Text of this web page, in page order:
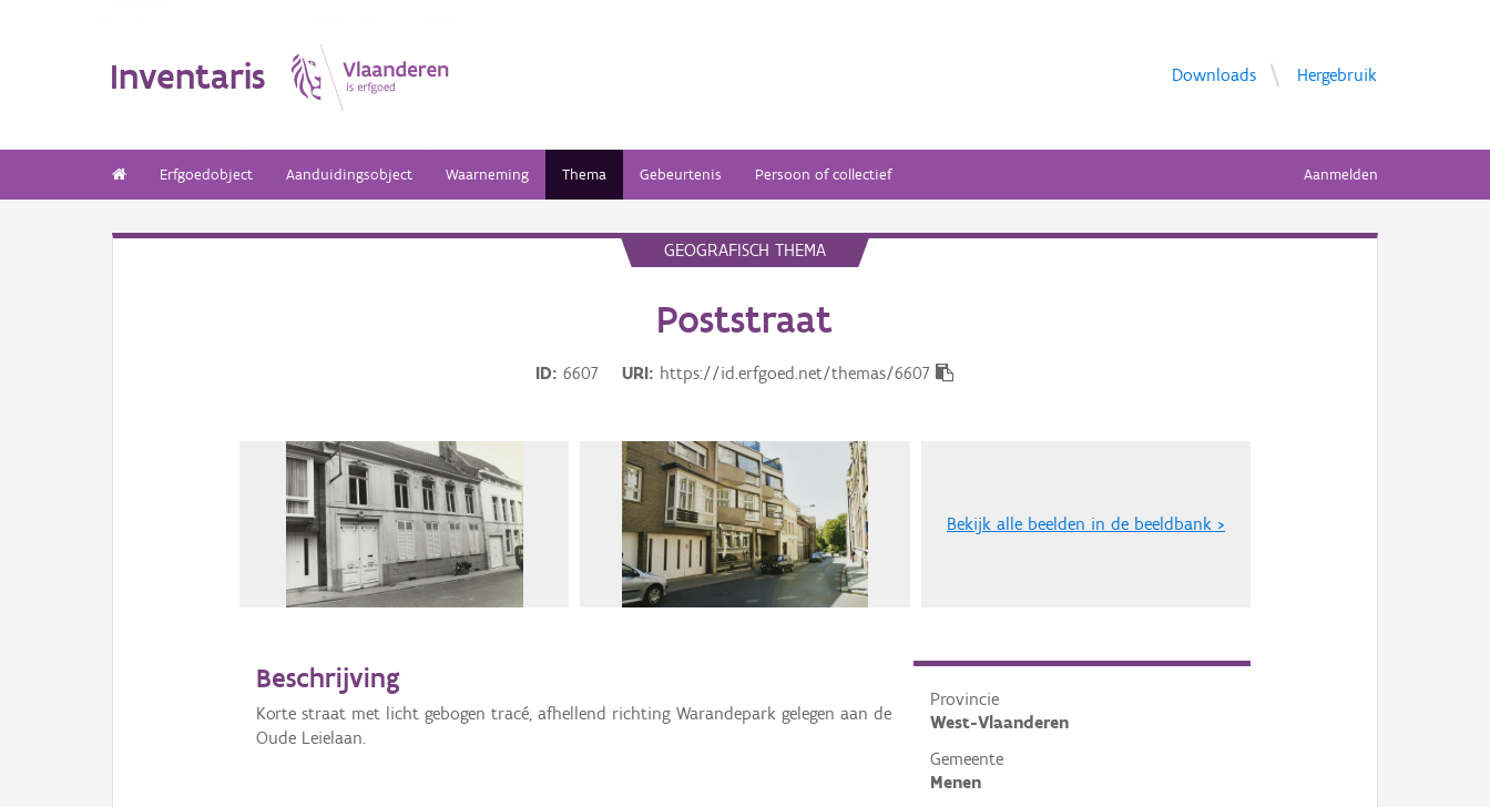
Inventaris Downloads Hergebruik
Erfgoedobject Aanduidingsobject Waarneming Thema Gebeurtenis Persoon of collectief Aanmelden
GEOGRAFISCH THEMA
Poststraat
ID 6607 URI https://id.erfgoed.net/themas/6607
Bekijk alle beelden in de beeldbank >
Provincie
West-Vlaanderen
Gemeente
Menen
Beschrijving
Korte straat met licht gebogen tracé, afhellend richting Warandepark gelegen aan de
Oude Leielaan.